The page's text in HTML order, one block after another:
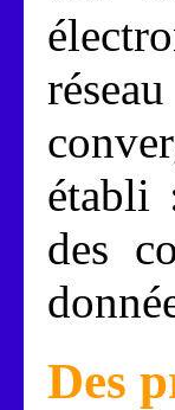
établi
des
Des